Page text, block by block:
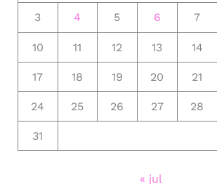
3 4 5 6 7
10 11 12 13 14
17 18 19 20 21
24 25 26 27 28
31
« jul